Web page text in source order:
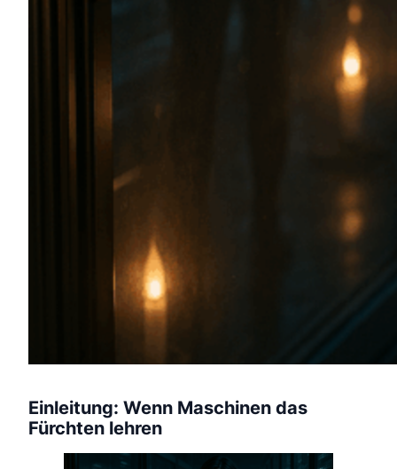
Einleitung: Wenn Maschinen das
Fürchten lehren